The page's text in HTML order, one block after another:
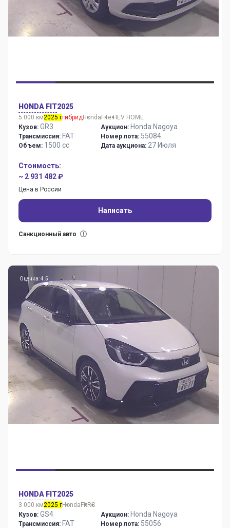
HONDA FIT2025
5 000 км2025 ггибридHonda Fite:HEV HOME
Кузов: GR3
Трансмиссия: FAT
Объем: 1500 сс
Аукцион: Honda Nagoya
Номер лота: 55084
Дата аукциона: 27 Июля
Стоимость:
~ 2 931 482 ₽
Цена в России
Написать
Санкционный авто
Оценка: 4.5
HONDA FIT2025
3 000 км2025 гHonda Fit RS
Кузов: GS4
Трансмиссия: FAT
Аукцион: Honda Nagoya
Номер лота: 55056